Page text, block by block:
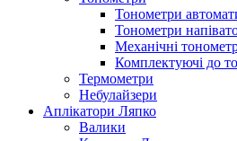
Тонометри
Тонометри
Механічні
Комплектуючі до
Термометри
Небулайзери
Аплікатори Ляпко
Валики